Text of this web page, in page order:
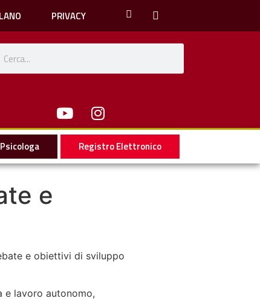
PRIVACY
Registro Elettronico
e
e obiettivi di sviluppo
e lavoro autonomo,